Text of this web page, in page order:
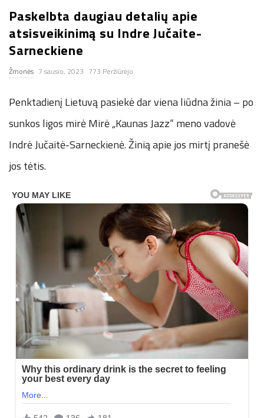
n
.
n
e
t
Paskelbta daugiau detalių apie
atsisveikinimą su Indre Jučaite-
Sarneckiene
Žmonės 7 sausio, 2023 773 Peržiūrėjo
Penktadienį Lietuvą pasiekė dar viena liūdna žinia – po
sunkos ligos mirė Mirė „Kaunas Jazz“ meno vadovė
Indrė Jučaitė-Sarneckienė. Žinią apie jos mirtį pranešė
jos tėtis.